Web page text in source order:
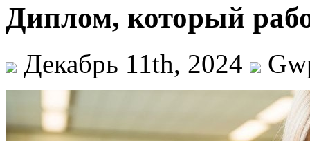
Диплом, который
Декабрь 11th, 2024